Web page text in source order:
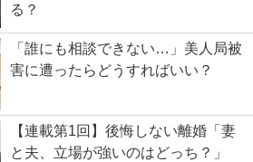
る？
「誰にも相談できない…」美人局被
害に遭ったらどうすればいい？
【連載第1回】後悔しない離婚「妻
と夫、立場が強いのはどっち？」